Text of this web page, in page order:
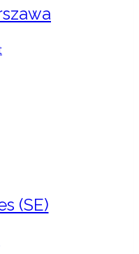
(SE)